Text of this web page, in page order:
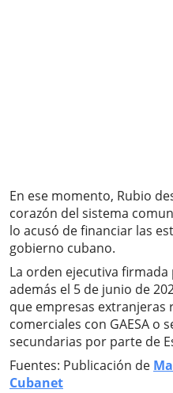
En ese momento, Rubio
corazón del sistema
lo acusó de financiar las
gobierno cubano.
La orden ejecutiva
además el 5 de junio de
que empresas extranjeras
comerciales con GAESA o
secundarias por parte de
Fuentes: Publicación de
Cubanet